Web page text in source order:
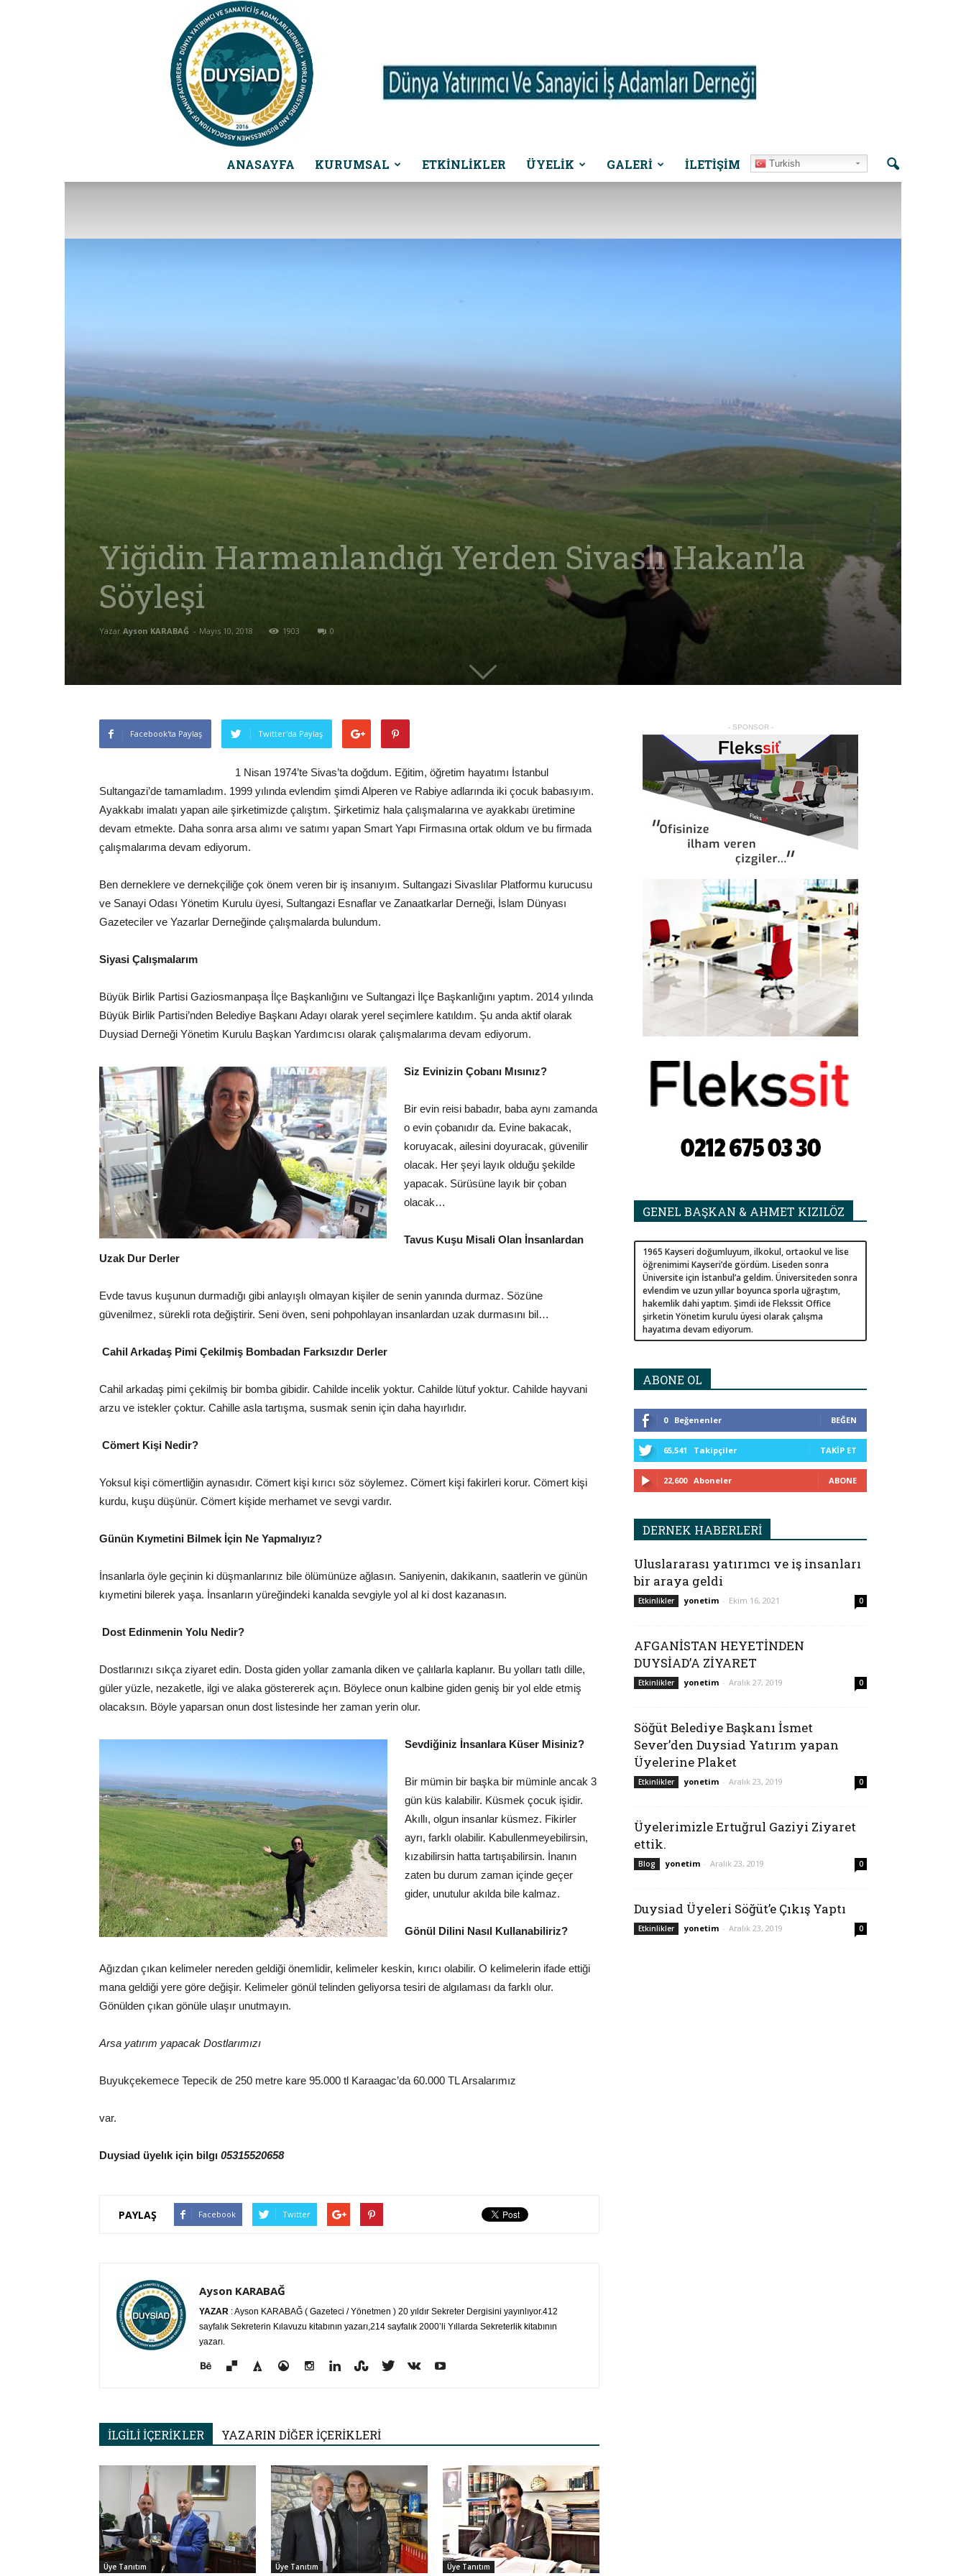
Sanayi
İş
ANASAYFA KURUMSAL ETKINLIKLER ÜYELİK GALERİ İLETIŞIM Turkish
Yiğidin Harmanlandığı Yerden Sivaslı Hakan’la
Söyleşi
Yazar Ayson KARABAĞ - Mayıs 10, 2018 1903 0
Facebook'ta Paylaş Twitter'da Paylaş
1 Nisan 1974’te Sivas’ta doğdum. Eğitim, öğretim hayatımı İstanbul
Sultangazi’de tamamladım. 1999 yılında evlendim şimdi Alperen ve Rabiye adlarında iki çocuk babasıyım.
Ayakkabı imalatı yapan aile şirketimizde çalıştım. Şirketimiz hala çalışmalarına ve ayakkabı üretimine
devam etmekte. Daha sonra arsa alımı ve satımı yapan Smart Yapı Firmasına ortak oldum ve bu firmada
çalışmalarıma devam ediyorum.
Ben derneklere ve dernekçiliğe çok önem veren bir iş insanıyım. Sultangazi Sivaslılar Platformu kurucusu
ve Sanayi Odası Yönetim Kurulu üyesi, Sultangazi Esnaflar ve Zanaatkarlar Derneği, İslam Dünyası
Gazeteciler ve Yazarlar Derneğinde çalışmalarda bulundum.
Siyasi Çalışmalarım
Büyük Birlik Partisi Gaziosmanpaşa İlçe Başkanlığını ve Sultangazi İlçe Başkanlığını yaptım. 2014 yılında
Büyük Birlik Partisi’nden Belediye Başkanı Adayı olarak yerel seçimlere katıldım. Şu anda aktif olarak
Duysiad Derneği Yönetim Kurulu Başkan Yardımcısı olarak çalışmalarıma devam ediyorum.
Siz Evinizin Çobanı Mısınız?
Bir evin reisi babadır, baba aynı zamanda
o evin çobanıdır da. Evine bakacak,
koruyacak, ailesini doyuracak, güvenilir
olacak. Her şeyi layık olduğu şekilde
yapacak. Sürüsüne layık bir çoban
olacak…
Tavus Kuşu Misali Olan İnsanlardan
Uzak Dur Derler
Evde tavus kuşunun durmadığı gibi anlayışlı olmayan kişiler de senin yanında durmaz. Sözüne
güvenilmez, sürekli rota değiştirir. Seni öven, seni pohpohlayan insanlardan uzak durmasını bil…
Cahil Arkadaş Pimi Çekilmiş Bombadan Farksızdır Derler
Cahil arkadaş pimi çekilmiş bir bomba gibidir. Cahilde incelik yoktur. Cahilde lütuf yoktur. Cahilde hayvani
arzu ve istekler çoktur. Cahille asla tartışma, susmak senin için daha hayırlıdır.
Cömert Kişi Nedir?
Yoksul kişi cömertliğin aynasıdır. Cömert kişi kırıcı söz söylemez. Cömert kişi fakirleri korur. Cömert kişi
kurdu, kuşu düşünür. Cömert kişide merhamet ve sevgi vardır.
Günün Kıymetini Bilmek İçin Ne Yapmalıyız?
İnsanlarla öyle geçinin ki düşmanlarınız bile ölümünüze ağlasın. Saniyenin, dakikanın, saatlerin ve günün
kıymetini bilerek yaşa. İnsanların yüreğindeki kanalda sevgiyle yol al ki dost kazanasın.
Dost Edinmenin Yolu Nedir?
Dostlarınızı sıkça ziyaret edin. Dosta giden yollar zamanla diken ve çalılarla kaplanır. Bu yolları tatlı dille,
güler yüzle, nezaketle, ilgi ve alaka göstererek açın. Böylece onun kalbine giden geniş bir yol elde etmiş
olacaksın. Böyle yaparsan onun dost listesinde her zaman yerin olur.
Sevdiğiniz İnsanlara Küser Misiniz?
Bir mümin bir başka bir müminle ancak 3
gün küs kalabilir. Küsmek çocuk işidir.
Akıllı, olgun insanlar küsmez. Fikirler
ayrı, farklı olabilir. Kabullenmeyebilirsin,
kızabilirsin hatta tartışabilirsin. İnanın
zaten bu durum zaman içinde geçer
gider, unutulur akılda bile kalmaz.
Gönül Dilini Nasıl Kullanabiliriz?
Ağızdan çıkan kelimeler nereden geldiği önemlidir, kelimeler keskin, kırıcı olabilir. O kelimelerin ifade ettiği
mana geldiği yere göre değişir. Kelimeler gönül telinden geliyorsa tesiri de algılaması da farklı olur.
Gönülden çıkan gönüle ulaşır unutmayın.
Arsa yatırım yapacak Dostlarımızı
Buyukçekemece Tepecik de 250 metre kare 95.000 tl Karaagac’da 60.000 TL Arsalarımız
var.
Duysiad üyelık için bilgı 05315520658
PAYLAŞ Facebook Twitter
Ayson KARABAĞ
YAZAR : Ayson KARABAĞ ( Gazeteci / Yönetmen ) 20 yıldır Sekreter Dergisini yayınlıyor.412
sayfalık Sekreterin Kılavuzu kitabının yazarı,214 sayfalık 2000’li Yıllarda Sekreterlik kitabının
yazarı.
İLGİLİ İÇERİKLER YAZARIN DİĞER İÇERİKLERİ
Üye Tanıtım Üye Tanıtım Üye Tanıtım
- SPONSOR -
GENEL BAŞKAN & AHMET KIZILÖZ
1965 Kayseri doğumluyum, ilkokul, ortaokul ve lise
öğrenimimi Kayseri’de gördüm. Liseden sonra
Üniversite için İstanbul’a geldim. Üniversiteden sonra
evlendim ve uzun yıllar boyunca sporla uğraştım,
hakemlik dahi yaptım. Şimdi ide Flekssit Office
şirketin Yönetim kurulu üyesi olarak çalışma
hayatıma devam ediyorum.
ABONE OL
0 Beğenenler BEĞEN
65,541 Takipçiler TAKIP ET
22,600 Aboneler ABONE
DERNEK HABERLERİ
Uluslararası yatırımcı ve iş insanları
bir araya geldi
Etkinlikler yonetim - Ekim 16, 2021 0
AFGANİSTAN HEYETİNDEN
DUYSİAD’A ZİYARET
Etkinlikler yonetim - Aralık 27, 2019 0
Söğüt Belediye Başkanı İsmet
Sever’den Duysiad Yatırım yapan
Üyelerine Plaket
Etkinlikler yonetim - Aralık 23, 2019 0
Üyelerimizle Ertuğrul Gaziyi Ziyaret
ettik.
Blog yonetim - Aralık 23, 2019 0
Duysiad Üyeleri Söğüt’e Çıkış Yaptı
Etkinlikler yonetim - Aralık 23, 2019 0